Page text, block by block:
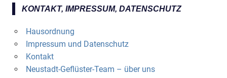
KONTAKT, IMPRESSUM, DATENSCHUTZ
Hausordnung
Impressum und Datenschutz
Kontakt
Neustadt-Geflüster-Team – über uns